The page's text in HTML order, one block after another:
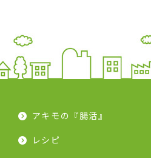
アキモの『腸活』
レシピ